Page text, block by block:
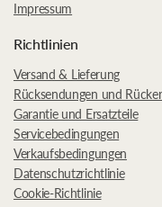
Impressum
Richtlinien
Versand & Lieferung
Rücksendungen und
Garantie und Ersatzteile
Servicebedingungen
Verkaufsbedingungen
Datenschutzrichtlinie
Cookie-Richtlinie